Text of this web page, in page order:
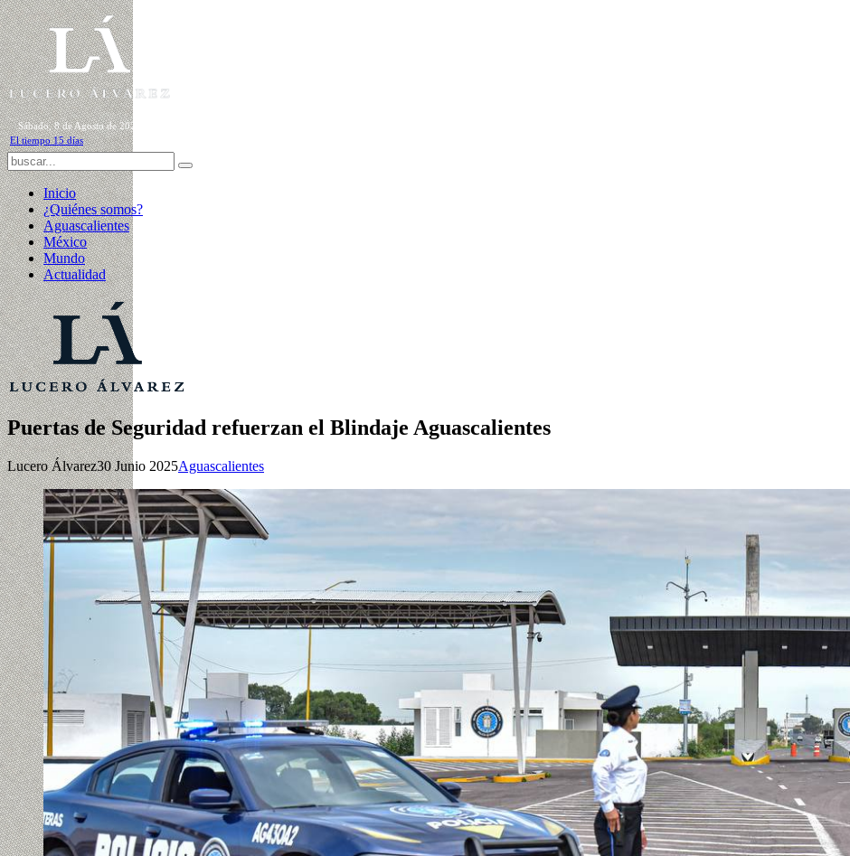
Sábado, 8 de Agosto de 2026
El tiempo 15 días
Inicio
¿Quiénes somos?
Aguascalientes
México
Mundo
Actualidad
Puertas de Seguridad refuerzan el Blindaje Aguascalientes
Lucero Álvarez30 Junio 2025Aguascalientes